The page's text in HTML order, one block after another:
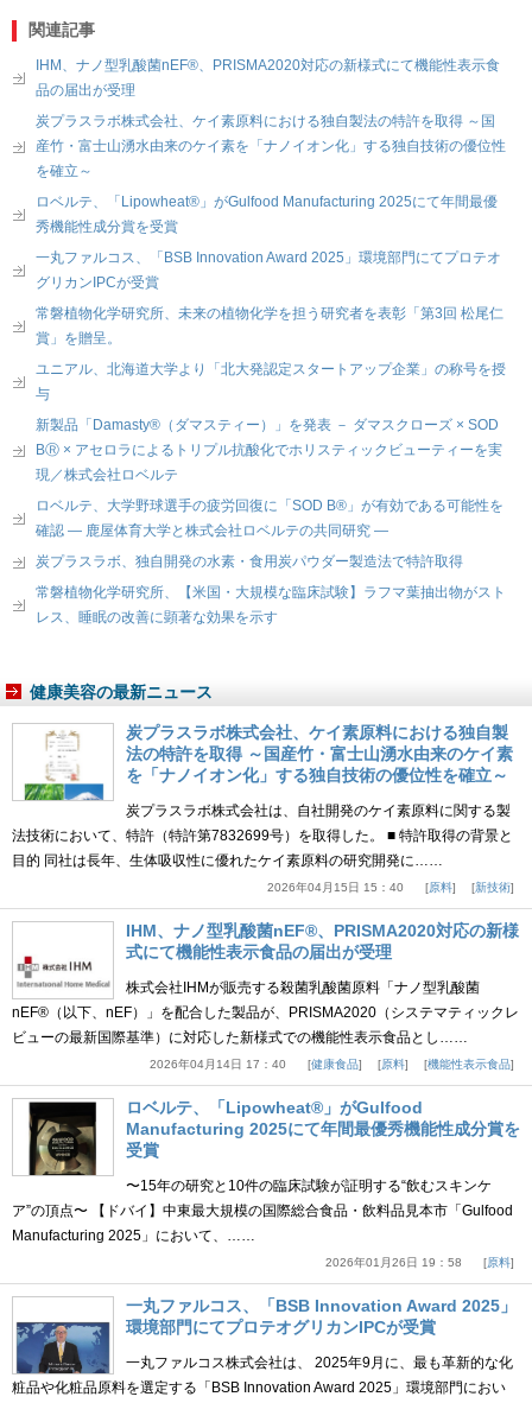
関連記事
IHM、ナノ型乳酸菌nEF®、PRISMA2020対応の新様式にて機能性表示食
品の届出が受理
炭プラスラボ株式会社、ケイ素原料における独自製法の特許を取得 ～国
産竹・富士山湧水由来のケイ素を「ナノイオン化」する独自技術の優位性
を確立～
ロベルテ、「Lipowheat®」がGulfood Manufacturing 2025にて年間最優
秀機能性成分賞を受賞
一丸ファルコス、「BSB Innovation Award 2025」環境部門にてプロテオ
グリカンIPCが受賞
常磐植物化学研究所、未来の植物化学を担う研究者を表彰「第3回 松尾仁
賞」を贈呈。
ユニアル、北海道大学より「北大発認定スタートアップ企業」の称号を授
与
新製品「Damasty®（ダマスティー）」を発表 － ダマスクローズ × SOD
BⓇ × アセロラによるトリプル抗酸化でホリスティックビューティーを実
現／株式会社ロベルテ
ロベルテ、大学野球選手の疲労回復に「SOD B®」が有効である可能性を
確認 ― 鹿屋体育大学と株式会社ロベルテの共同研究 ―
炭プラスラボ、独自開発の水素・食用炭パウダー製造法で特許取得
常磐植物化学研究所、【米国・大規模な臨床試験】ラフマ葉抽出物がスト
レス、睡眠の改善に顕著な効果を示す
健康美容の最新ニュース
炭プラスラボ株式会社、ケイ素原料における独自製
法の特許を取得 ～国産竹・富士山湧水由来のケイ素
を「ナノイオン化」する独自技術の優位性を確立～
炭プラスラボ株式会社は、自社開発のケイ素原料に関する製
法技術において、特許（特許第7832699号）を取得した。 ■ 特許取得の背景と
目的 同社は長年、生体吸収性に優れたケイ素原料の研究開発に……
2026年04月15日 15：40 原料 新技術
IHM、ナノ型乳酸菌nEF®、PRISMA2020対応の新様
式にて機能性表示食品の届出が受理
株式会社IHMが販売する殺菌乳酸菌原料「ナノ型乳酸菌
nEF®（以下、nEF）」を配合した製品が、PRISMA2020（システマティックレ
ビューの最新国際基準）に対応した新様式での機能性表示食品とし……
2026年04月14日 17：40 健康食品 原料 機能性表示食品
ロベルテ、「Lipowheat®」がGulfood
Manufacturing 2025にて年間最優秀機能性成分賞を
受賞
〜15年の研究と10件の臨床試験が証明する“飲むスキンケ
ア”の頂点〜 【ドバイ】中東最大規模の国際総合食品・飲料品見本市「Gulfood
Manufacturing 2025」において、……
2026年01月26日 19：58 原料
一丸ファルコス、「BSB Innovation Award 2025」
環境部門にてプロテオグリカンIPCが受賞
一丸ファルコス株式会社は、 2025年9月に、最も革新的な化
粧品や化粧品原料を選定する「BSB Innovation Award 2025」環境部門におい